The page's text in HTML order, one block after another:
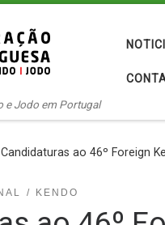
e Jodo em Portugal
Candidaturas ao 46º Foreign
KENDO